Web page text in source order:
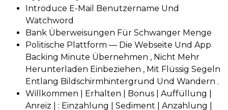
Introduce E-Mail Benutzername Und
Watchword
Bank Überweisungen Für Schwanger Menge
Politische Plattform — Die Webseite Und App
Backing Minute Übernehmen , Nicht Mehr
Herunterladen Einbeziehen , Mit Flüssig Segeln
Entlang Bildschirmhintergrund Und Wandern .
Willkommen | Erhalten | Bonus | Auffüllung |
Anreiz | : Einzahlung | Sediment | Anzahlung |